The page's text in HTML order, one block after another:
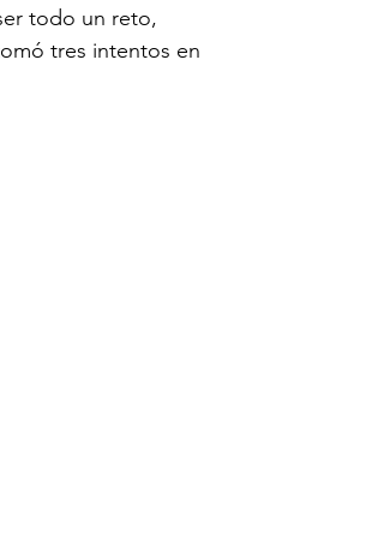
todo un reto,
tres intentos en